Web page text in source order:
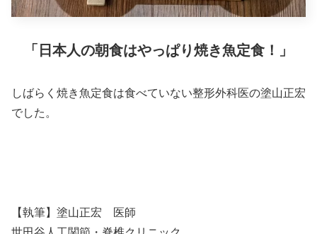
「日本人の朝食はやっぱり焼き魚定食！」
しばらく焼き魚定食は食べていない整形外科医の塗山正宏
でした。
【執筆】塗山正宏 医師